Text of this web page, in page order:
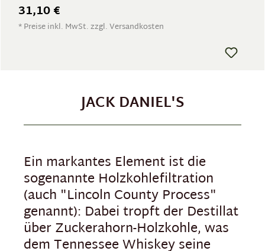
31,10 €
* Preise inkl. MwSt. zzgl. Versandkosten
JACK DANIEL'S
Ein markantes Element ist die
sogenannte Holzkohlefiltration
(auch "Lincoln County Process"
genannt): Dabei tropft der Destillat
über Zuckerahorn-Holzkohle, was
dem Tennessee Whiskey seine